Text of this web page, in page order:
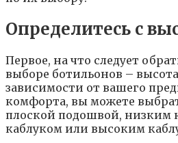
Определитесь с
Первое, на что следует
выборе ботильонов –
зависимости от вашего
комфорта, вы можете
плоской подошвой, низким
каблуком или высоким